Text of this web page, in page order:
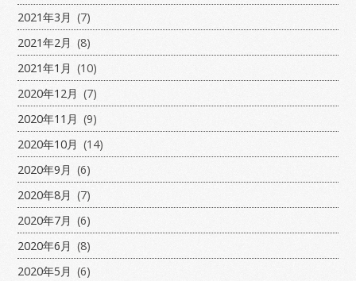
2021年3月 (7)
2021年2月 (8)
2021年1月 (10)
2020年12月 (7)
2020年11月 (9)
2020年10月 (14)
2020年9月 (6)
2020年8月 (7)
2020年7月 (6)
2020年6月 (8)
2020年5月 (6)